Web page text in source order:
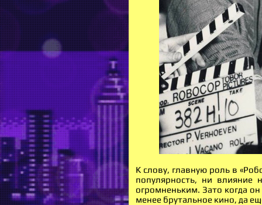
К слову, главную роль в
популярность, ни влияние
огромненьким. Зато когда
менее брутальное кино, да